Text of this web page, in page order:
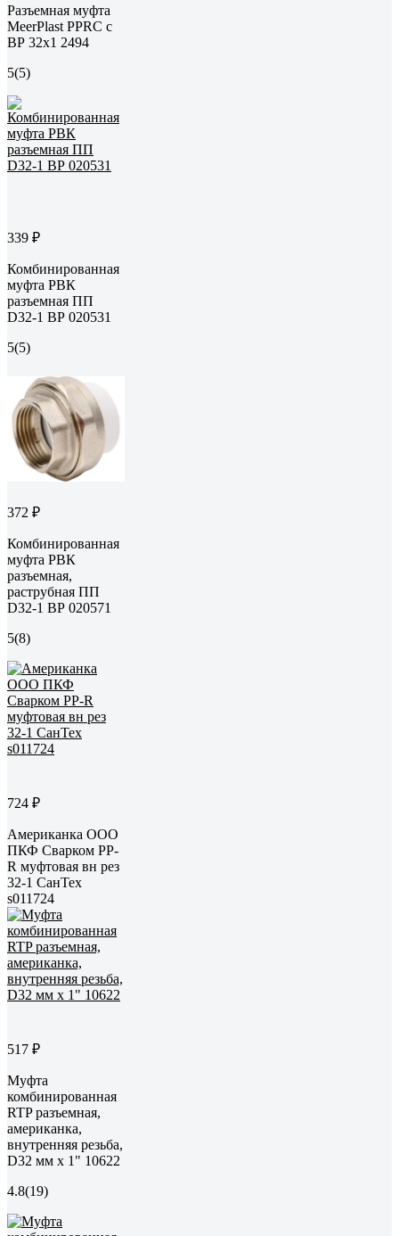
Разъемная муфта
MeerPlast PPRC с
ВР 32x1 2494
5(5)
339 ₽
Комбинированная
муфта РВК
разъемная ПП
D32-1 ВР 020531
5(5)
372 ₽
Комбинированная
муфта РВК
разъемная,
раструбная ПП
D32-1 ВР 020571
5(8)
724 ₽
Американка ООО
ПКФ Сварком PP-
R муфтовая вн рез
32-1 СанТех
s011724
517 ₽
Муфта
комбинированная
RTP разъемная,
американка,
внутренняя резьба,
D32 мм х 1" 10622
4.8(19)